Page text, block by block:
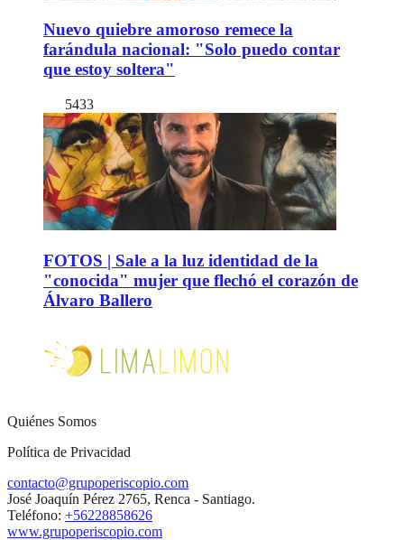
Nuevo quiebre amoroso remece la
farándula nacional: "Solo puedo contar
que estoy soltera"
5433
FOTOS | Sale a la luz identidad de la
"conocida" mujer que flechó el corazón de
Álvaro Ballero
Quiénes Somos
Política de Privacidad
contacto@grupoperiscopio.com
José Joaquín Pérez 2765, Renca - Santiago.
Teléfono: +56228858626
www.grupoperiscopio.com